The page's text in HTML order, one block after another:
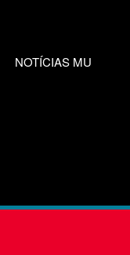
NOTÍCIAS MU